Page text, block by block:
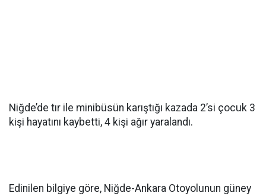
Niğde’de tır ile minibüsün karıştığı kazada 2’si çocuk 3
kişi hayatını kaybetti, 4 kişi ağır yaralandı.
Edinilen bilgiye göre, Niğde-Ankara Otoyolunun güney